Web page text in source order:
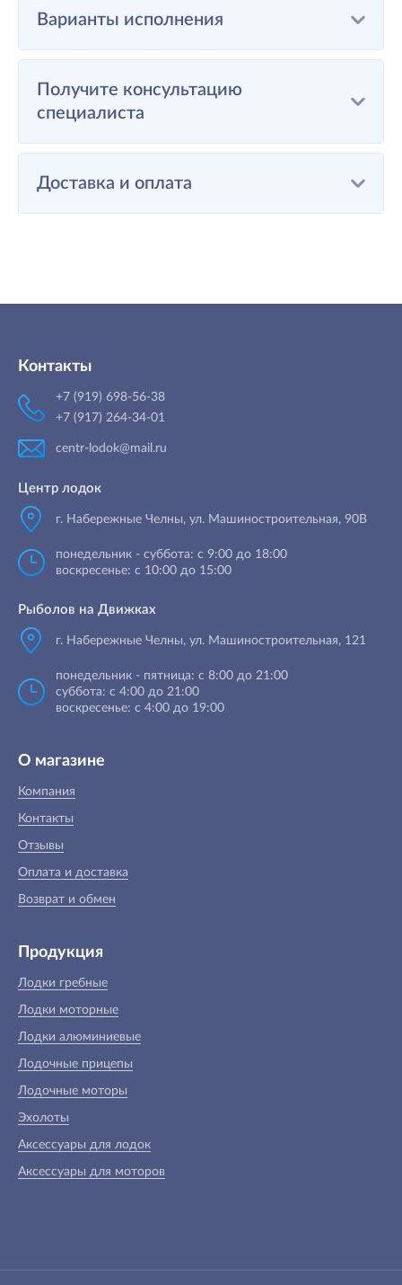
Варианты исполнения
Получите консультацию
специалиста
Доставка и оплата
Контакты
+7 (919) 698-56-38
+7 (917) 264-34-01
centr-lodok@mail.ru
Центр лодок
г. Набережные Челны, ул. Машиностроительная, 90B
понедельник - суббота: с 9:00 до 18:00
воскресенье: с 10:00 до 15:00
Рыболов на Движках
г. Набережные Челны, ул. Машиностроительная, 121
понедельник - пятница: с 8:00 до 21:00
суббота: с 4:00 до 21:00
воскресенье: с 4:00 до 19:00
О магазине
Компания
Контакты
Отзывы
Оплата и доставка
Возврат и обмен
Продукция
Лодки гребные
Лодки моторные
Лодки алюминиевые
Лодочные прицепы
Лодочные моторы
Эхолоты
Аксессуары для лодок
Аксессуары для моторов